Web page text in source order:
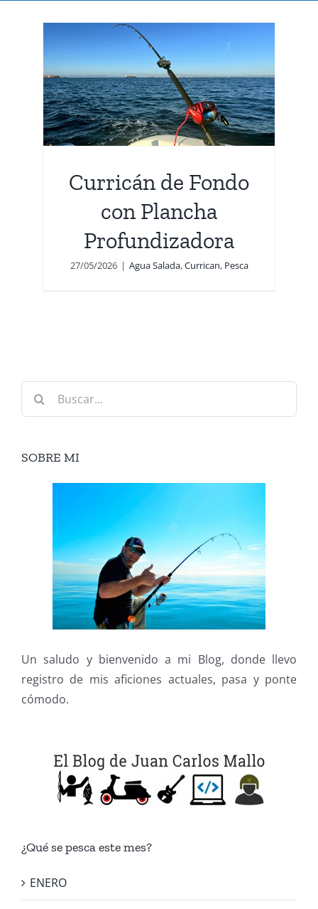
Curricán de Fondo
con Plancha
Profundizadora
27/05/2026 | Agua Salada,Currican, Pesca
Buscar:
SOBRE MI
Un saludo y bienvenido a mi Blog, donde llevo
registro de mis aficiones actuales, pasa y ponte
cómodo.
¿Qué se pesca este mes?
ENERO